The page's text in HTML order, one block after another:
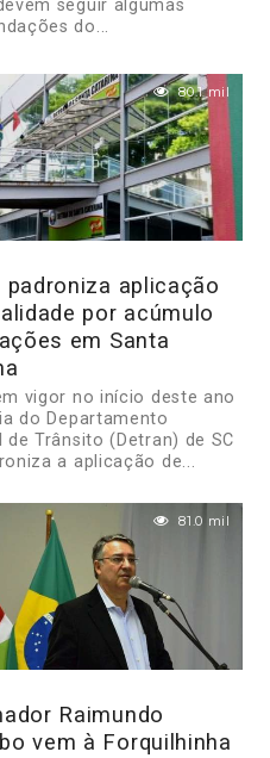
seguir algumas
do...
80.1 mil
padroniza aplicação
por acúmulo
em Santa
vigor no início deste ano
do Departamento
de Trânsito (Detran) de SC
a aplicação de...
81.0 mil
Raimundo
vem à Forquilhinha